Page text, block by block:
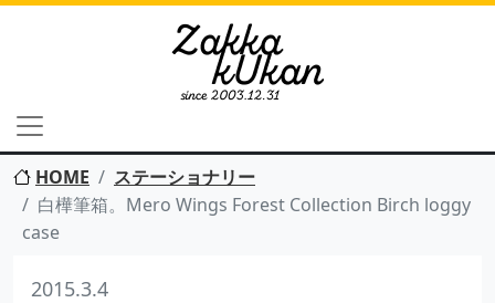
HOME
ステーショナリー
白樺筆箱。Mero Wings Forest Collection Birch loggy
case
2015.3.4